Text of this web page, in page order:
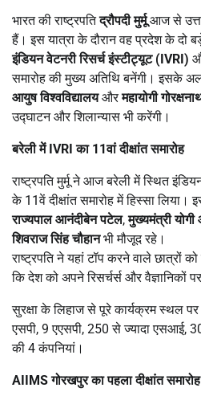
भारत की राष्ट्रपतिद्रौपदी मुर्मूआज से
हैं। इस यात्रा के दौरान वह प्रदेश के दो
इंडियन वेटनरी रिसर्च इंस्टीट्यूट ( IVRI)
समारोह की मुख्य अतिथि बनेंगी। इसके
आयुष विश्वविद्यालयऔरमहायोगी
उद्घाटन और शिलान्यास भी करेंगी।
बरेली में IVRIका 11वां दीक्षांत समारोह
राष्ट्रपति मुर्मू ने आज बरेली में स्थित
के 11वें दीक्षांत समारोह में हिस्सा लिया।
राज्यपाल आनंदीबेन पटेल,मुख्यमंत्री
शिवराज सिंह चौहानभी मौजूद रहे।
राष्ट्रपति ने यहां टॉप करने वाले छात्रों
कि देश को अपने रिसर्चर्स और वैज्ञानिकों पर
सुरक्षा के लिहाज से पूरे कार्यक्रम स्थल
एसपी, 9 एएसपी, 250 से ज्यादा एसआई,
की 4 कंपनियां।
AIIMSगोरखपुर का पहला दीक्षांत समारोह